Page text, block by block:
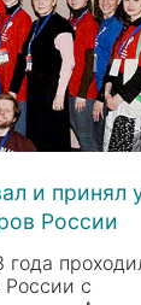
и принял
России
России с